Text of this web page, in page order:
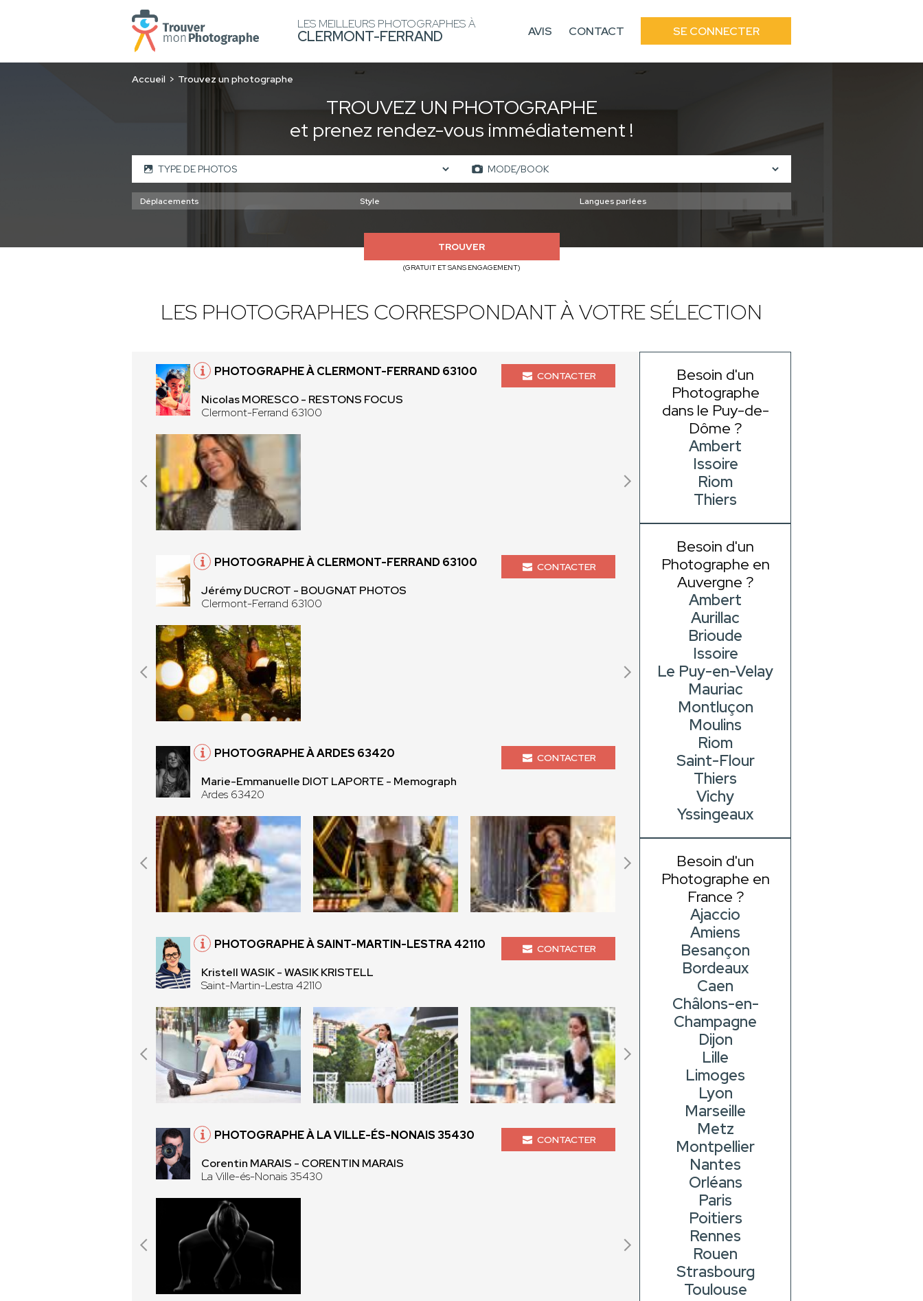
LES MEILLEURS PHOTOGRAPHES À
CLERMONT-FERRAND AVIS CONTACT SE CONNECTER
Accueil Trouvez un photographe
TROUVEZ UN PHOTOGRAPHE
et prenez rendez-vous immédiatement !
TROUVER
(GRATUIT ET SANS ENGAGEMENT)
LES PHOTOGRAPHES CORRESPONDANT À VOTRE SÉLECTION
PHOTOGRAPHE À CLERMONT-FERRAND 63100
Nicolas MORESCO - RESTONS FOCUS
Clermont-Ferrand 63100
CONTACTER
PHOTOGRAPHE À CLERMONT-FERRAND 63100
Jérémy DUCROT - BOUGNAT PHOTOS
Clermont-Ferrand 63100
CONTACTER
PHOTOGRAPHE À ARDES 63420
Marie-Emmanuelle DIOT LAPORTE - Memograph
Ardes 63420
CONTACTER
PHOTOGRAPHE À SAINT-MARTIN-LESTRA 42110
Kristell WASIK - WASIK KRISTELL
Saint-Martin-Lestra 42110
CONTACTER
PHOTOGRAPHE À LA VILLE-ÉS-NONAIS 35430
Corentin MARAIS - CORENTIN MARAIS
La Ville-és-Nonais 35430
CONTACTER
Besoin d'un
Photographe
dans le Puy-de-
Dôme ?
Ambert
Issoire
Riom
Thiers
Besoin d'un
Photographe en
Auvergne ?
Ambert
Aurillac
Brioude
Issoire
Le Puy-en-Velay
Mauriac
Montluçon
Moulins
Riom
Saint-Flour
Thiers
Vichy
Yssingeaux
Besoin d'un
Photographe en
France ?
Ajaccio
Amiens
Besançon
Bordeaux
Caen
Châlons-en-
Champagne
Dijon
Lille
Limoges
Lyon
Marseille
Metz
Montpellier
Nantes
Orléans
Paris
Poitiers
Rennes
Rouen
Strasbourg
Toulouse